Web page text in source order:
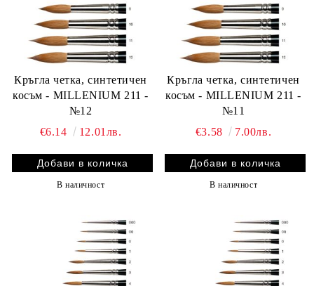
Кръгла четка, синтетичен
косъм - MILLENIUM 211 -
№12
€6.14
12.01лв.
В наличност
Кръгла четка, синтетичен
косъм - MILLENIUM 211 -
№11
€3.58
7.00лв.
В наличност